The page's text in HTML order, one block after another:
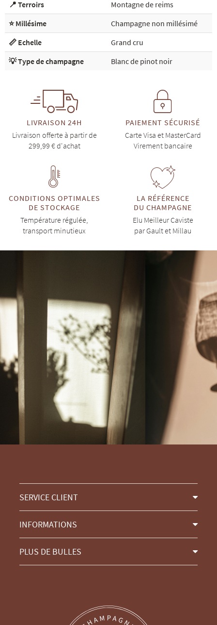
📍 Terroirs
Montagne de reims
⭐ Millésime
Champagne non millésimé
📏 Echelle
Grand cru
💡 Type de champagne
Blanc de pinot noir
LIVRAISON 24H
Livraison offerte à partir de
299,99 € d'achat
PAIEMENT SÉCURISÉ
Carte Visa et MasterCard
Virement bancaire
CONDITIONS OPTIMALES
DE STOCKAGE
Température régulée,
transport minutieux
LA RÉFÉRENCE
DU CHAMPAGNE
Elu Meilleur Caviste
par Gault et Millau
SERVICE CLIENT
INFORMATIONS
PLUS DE BULLES